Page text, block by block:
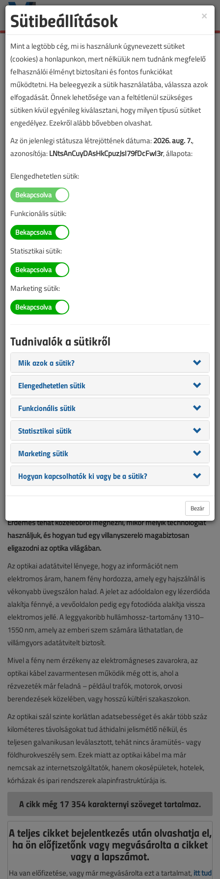
Toggle
Lapszám:
Technológiák
Optikai kábelezés
A villanyszerelés új alapismerete
Szinte minden villanyszerelőnek van már valamilyen tapasztalata
az UTP kábellel: irodákban, háztartásokban, kórházakban,
mindenütt ott kanyarog. Az optikai kábel viszont sokak számára
még mindig valami távoli, ismeretlen, „űrtechnológiás” dolog.
Érdemes tehát közelebbről megnézni, mikor melyik technológiát
használjuk, és hogyan tud egy villanyszerelő magabiztosan
eligazodni az optika világában.
Az optikai adatátvitel lényege, hogy az információt nem
elektromos áram, hanem fény hordozza, amely egy hajszálnál is
vékonyabb üvegszálon halad. A jelet az adóoldalon egy lézerdióda
alakítja fénnyé, a vevőoldalon pedig egy fotodióda alakítja vissza
elektromos jellé. A leggyakoribb hullámhossz-tartomány 1310–
1550 nm, amely az emberi szem számára láthatatlan, de
villámgyors adatátvitelt biztosít.
Mivel a fény nem érzékeny az elektromágneses zavarokra, az
optikai kábel zavarmentesen működik még ott is, ahol a
rézvezeték már feladná – például trafók, motorok, orvosi
berendezések közelében, vagy hosszú kültéri szakaszokon.
Az optikai szál szinte korlátlan adatsebességet és akár több száz
kilométeres távolságokat tud áthidalni jelismétlő nélkül, és
teljesen galvanikusan leválasztott, tehát nincs áramütés- vagy
földhurokveszély sem. Ezek miatt az optikai kábel ma már
nemcsak az internetszolgáltatók, hanem okosépületek, hotelek,
kórházak és ipari rendszerek alapinfrastruktúrája is.
A cikk még 17 354 karakternyi szöveget tartalmaz.
A teljes cikket bejelentkezés után olvashatja el,
ha ön előfizetőnk vagy megvásárolta a cikket
vagy a lapszámot.
Ha van előfizetése, vagy már megvásárolta ezt a tartalmat, itt tud
×
Sütibeállítások
Mint a legtöbb cég, mi is használunk úgynevezett sütiket
(cookies) a honlapunkon, mert nélkülük nem tudnánk megfelelő
felhasználói élményt biztosítani és fontos funkciókat
működtetni. Ha beleegyezik a sütik használatába, válassza azok
elfogadását. Önnek lehetősége van a feltétlenül szükséges
sütiken kívül egyénileg kiválasztani, hogy milyen típusú sütiket
engedélyez. Ezekről alább bővebben olvashat.
Az ön jelenlegi státusza létrejöttének dátuma:2026. aug. 7.,
azonosítója:LNtsAnCuyDAsHkCpuzJsI79fDcFwI3r, állapota:
Elengedhetetlen sütik:
Funkcionális sütik:
Statisztikai sütik:
Marketing sütik:
Tudnivalók a sütikről
Mik azok a sütik?
Elengedhetetlen sütik
Funkcionális sütik
Statisztikai sütik
Marketing sütik
Hogyan kapcsolhatók ki vagy be a sütik?
Bezár